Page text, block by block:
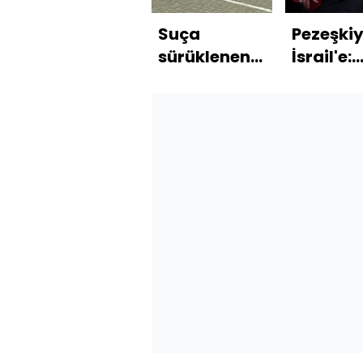
Suça
sürüklenen
İsrail'e: